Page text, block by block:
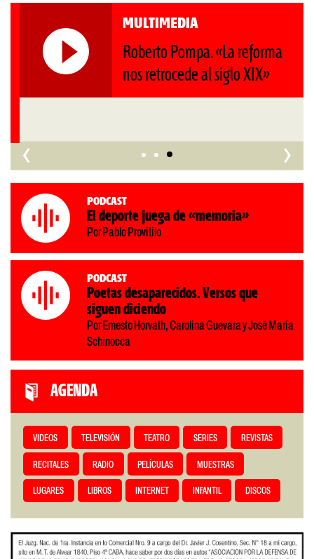
MULTIMEDIA
Roberto Pompa. «La reforma
‹ ›
Podcast
El deporte juega de «memoria»
Por Pablo Provitilo
Podcast
Poetas desaparecidos. Versos que
siguen diciendo
Por Ernesto Horvath, Carolina Guevara y José María
Schinocca
AGENDA
VIDEOS TELEVISIÓN TEATRO SERIES REVISTAS
RECITALES RADIO PELÍCULAS MUESTRAS
LUGARES LIBROS INTERNET INFANTIL DISCOS